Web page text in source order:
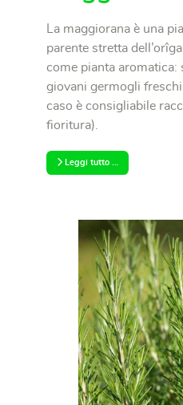
La maggiorana è una
parente stretta
come pianta aromatica:
giovani germogli
caso è consigliabile
fioritura).
Leggi tutto …